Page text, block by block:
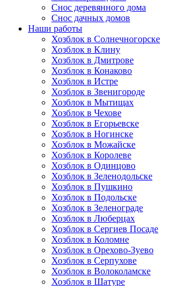
Снос деревянного дома
Снос дачных домов
Наши работы
Хозблок в Солнечногорске
Хозблок в Клину
Хозблок в Дмитрове
Хозблок в Конаково
Хозблок в Истре
Хозблок в Звенигороде
Хозблок в Мытищах
Хозблок в Чехове
Хозблок в Егорьевске
Хозблок в Ногинске
Хозблок в Можайске
Хозблок в Королеве
Хозблок в Одинцово
Хозблок в Зеленодольске
Хозблок в Пушкино
Хозблок в Подольске
Хозблок в Зеленограде
Хозблок в Люберцах
Хозблок в Сергиев Посаде
Хозблок в Коломне
Хозблок в Орехово-Зуево
Хозблок в Серпухове
Хозблок в Волоколамске
Хозблок в Шатуре